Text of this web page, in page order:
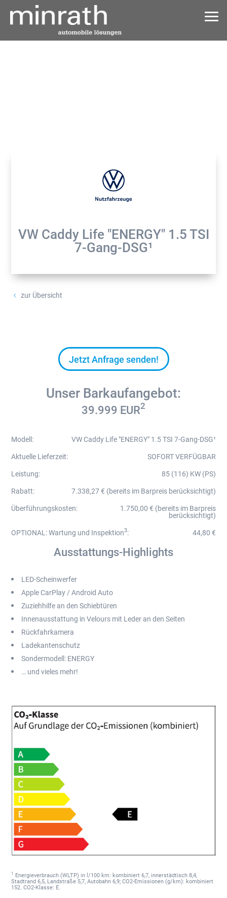
VW Caddy Life "ENERGY" 1.5 TSI
7-Gang-DSG¹
4 zur Übersicht
Jetzt Anfrage senden!
Unser Barkaufangebot:
39.999 EUR2
Modell:
VW Caddy Life "ENERGY" 1.5 TSI 7-Gang-DSG¹
Aktuelle Lieferzeit:
SOFORT VERFÜGBAR
Leistung:
85 (116) KW (PS)
Rabatt:
7.338,27 € (bereits im Barpreis berücksichtigt)
Überführungskosten: 1.750,00 € (bereits im Barpreis
berücksichtigt)
OPTIONAL: Wartung und Inspektion3: 44,80 €
Ausstattungs-Highlights
LED-Scheinwerfer
Apple CarPlay / Android Auto
Zuziehhilfe an den Schiebtüren
Innenausstattung in Velours mit Leder an den Seiten
Rückfahrkamera
Ladekantenschutz
Sondermodell: ENERGY
… und vieles mehr!
1 Energieverbrauch (WLTP) in l/100 km: kombiniert 6,7, innerstädtisch 8,4,
Stadtrand 6,5, Landstraße 5,7, Autobahn 6,9; CO2-Emissionen (g/km): kombiniert
152. CO2-Klasse: E.